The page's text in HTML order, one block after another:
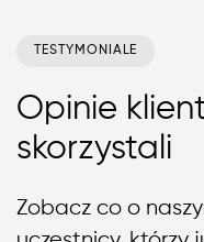
TESTYMONIALE
Opinie
skorzystali
Zobacz co o